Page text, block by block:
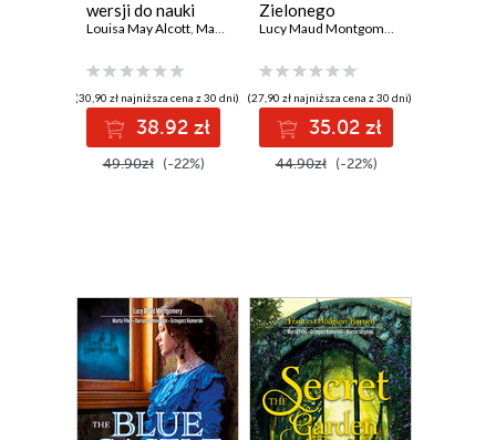
wersji do nauki
angielskiego
Louisa May Alcott, Marta Fihel ,Grzegorz Komerski
(30,90 zł najniższa cena z 30 dni)
38.92 zł
49.90zł (-22%)
Zielonego
Wzgórza w wersji
angielskiego
Lucy Maud Montgomery
(27,90 zł najniższa cena z 30 dni)
35.02 zł
44.90zł (-22%)